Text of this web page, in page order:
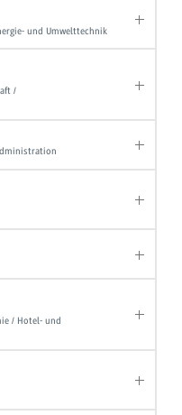
und Umwelttechnik
/
/ Hotel- und